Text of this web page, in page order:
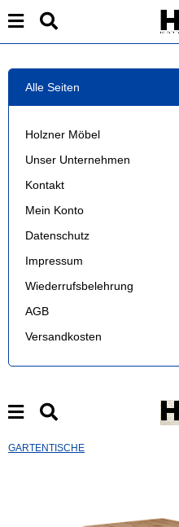
Alle Seiten
Holzner Möbel
Unser Unternehmen
Kontakt
Mein Konto
Datenschutz
Impressum
Wiederrufsbelehrung
AGB
Versandkosten
GARTENTISCHE